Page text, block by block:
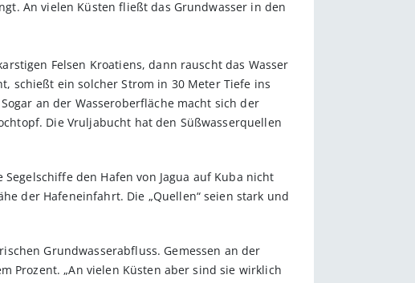
An vielen Küsten fließt das Grundwasser in den
Felsen Kroatiens, dann rauscht das Wasser
schießt ein solcher Strom in 30 Meter Tiefe ins
an der Wasseroberfläche macht sich der
Die Vruljabucht hat den Süßwasserquellen
den Hafen von Jagua auf Kuba nicht
der Hafeneinfahrt. Die „Quellen“ seien stark und
Grundwasserabfluss. Gemessen an der
Prozent. „An vielen Küsten aber sind sie wirklich